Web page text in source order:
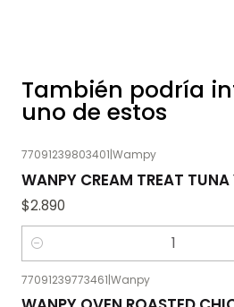
También podría
uno de estos
77091239803401|Wampy
WANPY CREAM TREAT
$2.890
Cantidad
77091239773461|Wanpy